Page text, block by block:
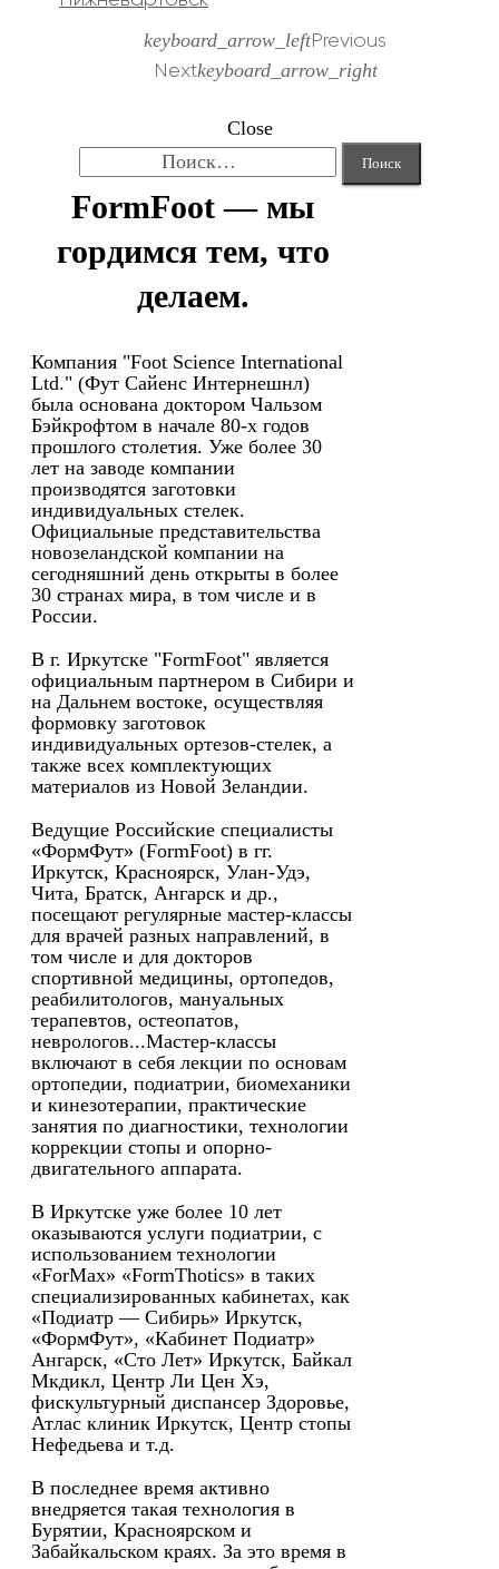
keyboard_arrow_leftPrevious
Nextkeyboard_arrow_right
Close
FormFoot — мы
гордимся тем, что
делаем.
Компания "Foot Science International
Ltd." (Фут Сайенс Интернешнл)
была основана доктором Чальзом
Бэйкрофтом в начале 80-х годов
прошлого столетия. Уже более 30
лет на заводе компании
производятся заготовки
индивидуальных стелек.
Официальные представительства
новозеландской компании на
сегодняшний день открыты в более
30 странах мира, в том числе и в
России.
В г. Иркутске "FormFoot" является
официальным партнером в Сибири и
на Дальнем востоке, осуществляя
формовку заготовок
индивидуальных ортезов-стелек, а
также всех комплектующих
материалов из Новой Зеландии.
Ведущие Российские специалисты
«ФормФут» (FormFoot) в гг.
Иркутск, Красноярск, Улан-Удэ,
Чита, Братск, Ангарск и др.,
посещают регулярные мастер-классы
для врачей разных направлений, в
том числе и для докторов
спортивной медицины, ортопедов,
реабилитологов, мануальных
терапевтов, остеопатов,
неврологов...Мастер-классы
включают в себя лекции по основам
ортопедии, подиатрии, биомеханики
и кинезотерапии, практические
занятия по диагностики, технологии
коррекции стопы и опорно-
двигательного аппарата.
В Иркутске уже более 10 лет
оказываются услуги подиатрии, с
использованием технологии
«ForMax» «FormThotics» в таких
специализированных кабинетах, как
«Подиатр — Сибирь» Иркутск,
«ФормФут», «Кабинет Подиатр»
Ангарск, «Сто Лет» Иркутск, Байкал
Мкдикл, Центр Ли Цен Хэ,
фискультурный диспансер Здоровье,
Атлас клиник Иркутск, Центр стопы
Нефедьева и т.д.
В последнее время активно
внедряется такая технология в
Бурятии, Красноярском и
Забайкальском краях. За это время в